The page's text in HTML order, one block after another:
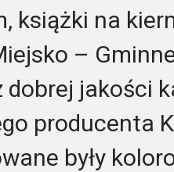
książki na
–
dobrej jakości
producenta
były